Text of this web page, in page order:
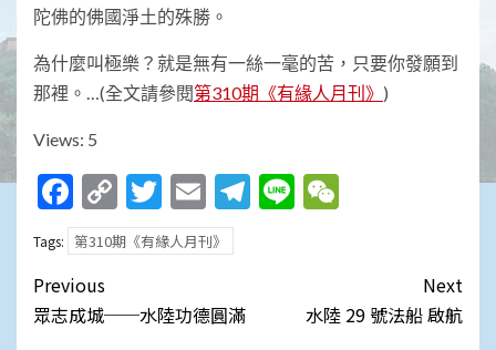
陀佛的佛國淨土的殊勝。
為什麼叫極樂？就是無有一絲一毫的苦，只要你發願到
那裡。…(全文請參閱第310期《有緣人月刊》 )
Views: 5
Facebook
Copy
Link
Twitter
EmailTelegram
Line
Tags: 第310期《有緣人月刊》
Post
navigation
Previous
眾志成城──水陸功德圓滿
Next
水陸 29 號法船 啟航